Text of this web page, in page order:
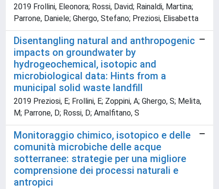
2019 Frollini, Eleonora; Rossi, David; Rainaldi, Martina;
Parrone, Daniele; Ghergo, Stefano; Preziosi, Elisabetta
Disentangling natural and anthropogenic
impacts on groundwater by
hydrogeochemical, isotopic and
microbiological data: Hints from a
municipal solid waste landfill
2019 Preziosi, E; Frollini, E; Zoppini, A; Ghergo, S; Melita,
M; Parrone, D; Rossi, D; Amalfitano, S
Monitoraggio chimico, isotopico e delle
comunità microbiche delle acque
sotterranee: strategie per una migliore
comprensione dei processi naturali e
antropici